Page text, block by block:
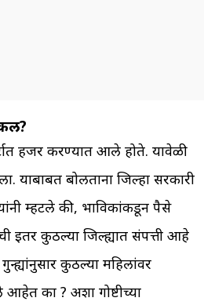
हजर करण्यात आले होते. यावेळी
याबाबत बोलताना जिल्हा सरकारी
म्हटले की, भाविकांकडून पैसे
इतर कुठल्या जिल्ह्यात संपत्ती आहे
गुन्ह्यांनुसार कुठल्या महिलांवर
का ? अशा गोष्टीच्या